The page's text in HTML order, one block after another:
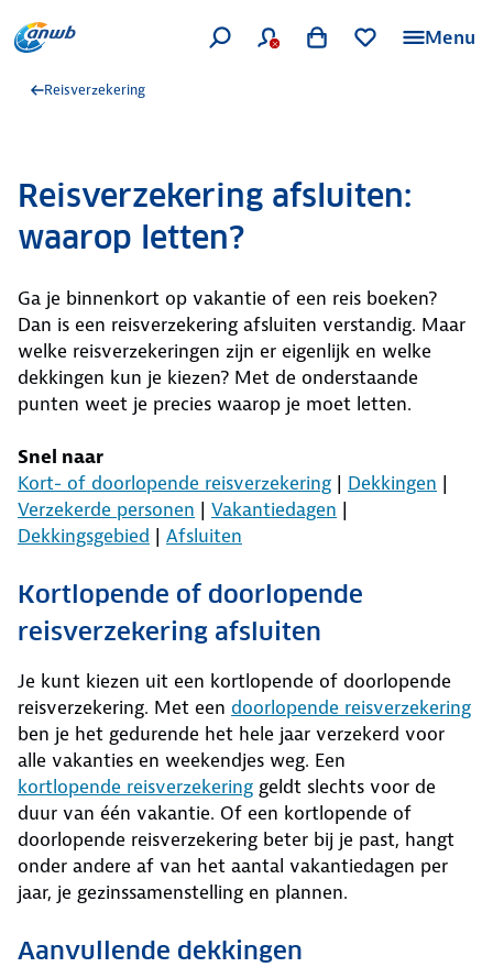
Menu
Reisverzekering
Reisverzekering afsluiten:
waarop letten?
Ga je binnenkort op vakantie of een reis boeken?
Dan is een reisverzekering afsluiten verstandig. Maar
welke reisverzekeringen zijn er eigenlijk en welke
dekkingen kun je kiezen? Met de onderstaande
punten weet je precies waarop je moet letten.
Snel naar
Kort- of doorlopende reisverzekering | Dekkingen |
Verzekerde personen | Vakantiedagen |
Dekkingsgebied | Afsluiten
Kortlopende of doorlopende
reisverzekering afsluiten
Je kunt kiezen uit een kortlopende of doorlopende
reisverzekering. Met een doorlopende reisverzekering
ben je het gedurende het hele jaar verzekerd voor
alle vakanties en weekendjes weg. Een
kortlopende reisverzekering geldt slechts voor de
duur van één vakantie. Of een kortlopende of
doorlopende reisverzekering beter bij je past, hangt
onder andere af van het aantal vakantiedagen per
jaar, je gezinssamenstelling en plannen.
Aanvullende dekkingen